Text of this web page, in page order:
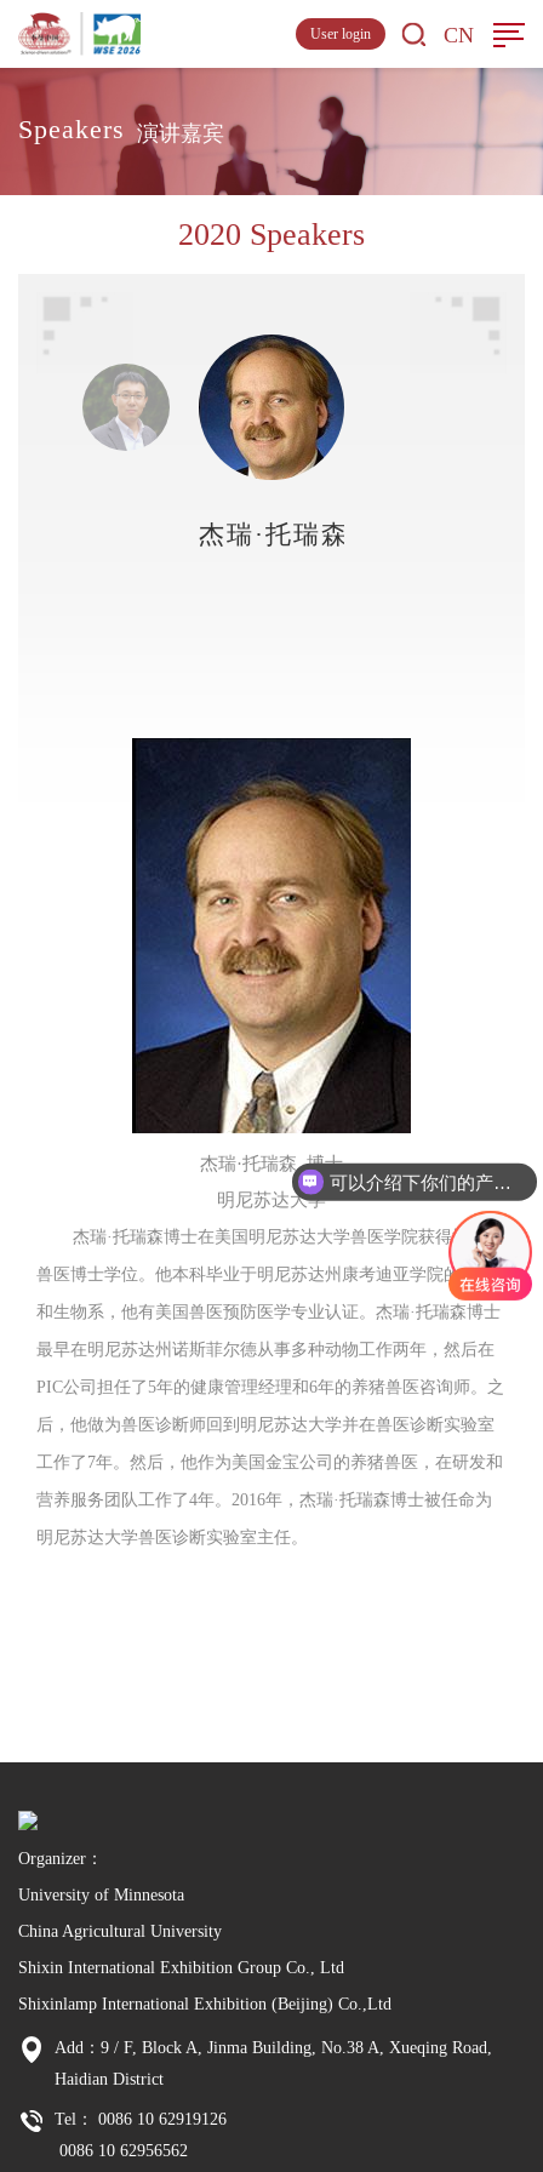
CN
User login
Speakers 演讲嘉宾
2020 Speakers
杰瑞·托瑞森
杰瑞·托瑞森 博士
明尼苏达大学
杰瑞·托瑞森博士在美国明尼苏达大学兽医学院获得博士和
兽医博士学位。他本科毕业于明尼苏达州康考迪亚学院的化学
和生物系，他有美国兽医预防医学专业认证。杰瑞·托瑞森博士
最早在明尼苏达州诺斯菲尔德从事多种动物工作两年，然后在
PIC公司担任了5年的健康管理经理和6年的养猪兽医咨询师。之
后，他做为兽医诊断师回到明尼苏达大学并在兽医诊断实验室
工作了7年。然后，他作为美国金宝公司的养猪兽医，在研发和
营养服务团队工作了4年。2016年，杰瑞·托瑞森博士被任命为
明尼苏达大学兽医诊断实验室主任。
Organizer：
University of Minnesota
China Agricultural University
Shixin International Exhibition Group Co., Ltd
Shixinlamp International Exhibition (Beijing) Co.,Ltd
Add：9 / F, Block A, Jinma Building, No.38 A, Xueqing Road,
Haidian District
Tel： 0086 10 62919126
0086 10 62956562
可以介绍下你们的产品么